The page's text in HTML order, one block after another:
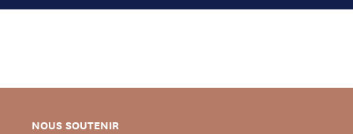
NOUS SOUTENIR